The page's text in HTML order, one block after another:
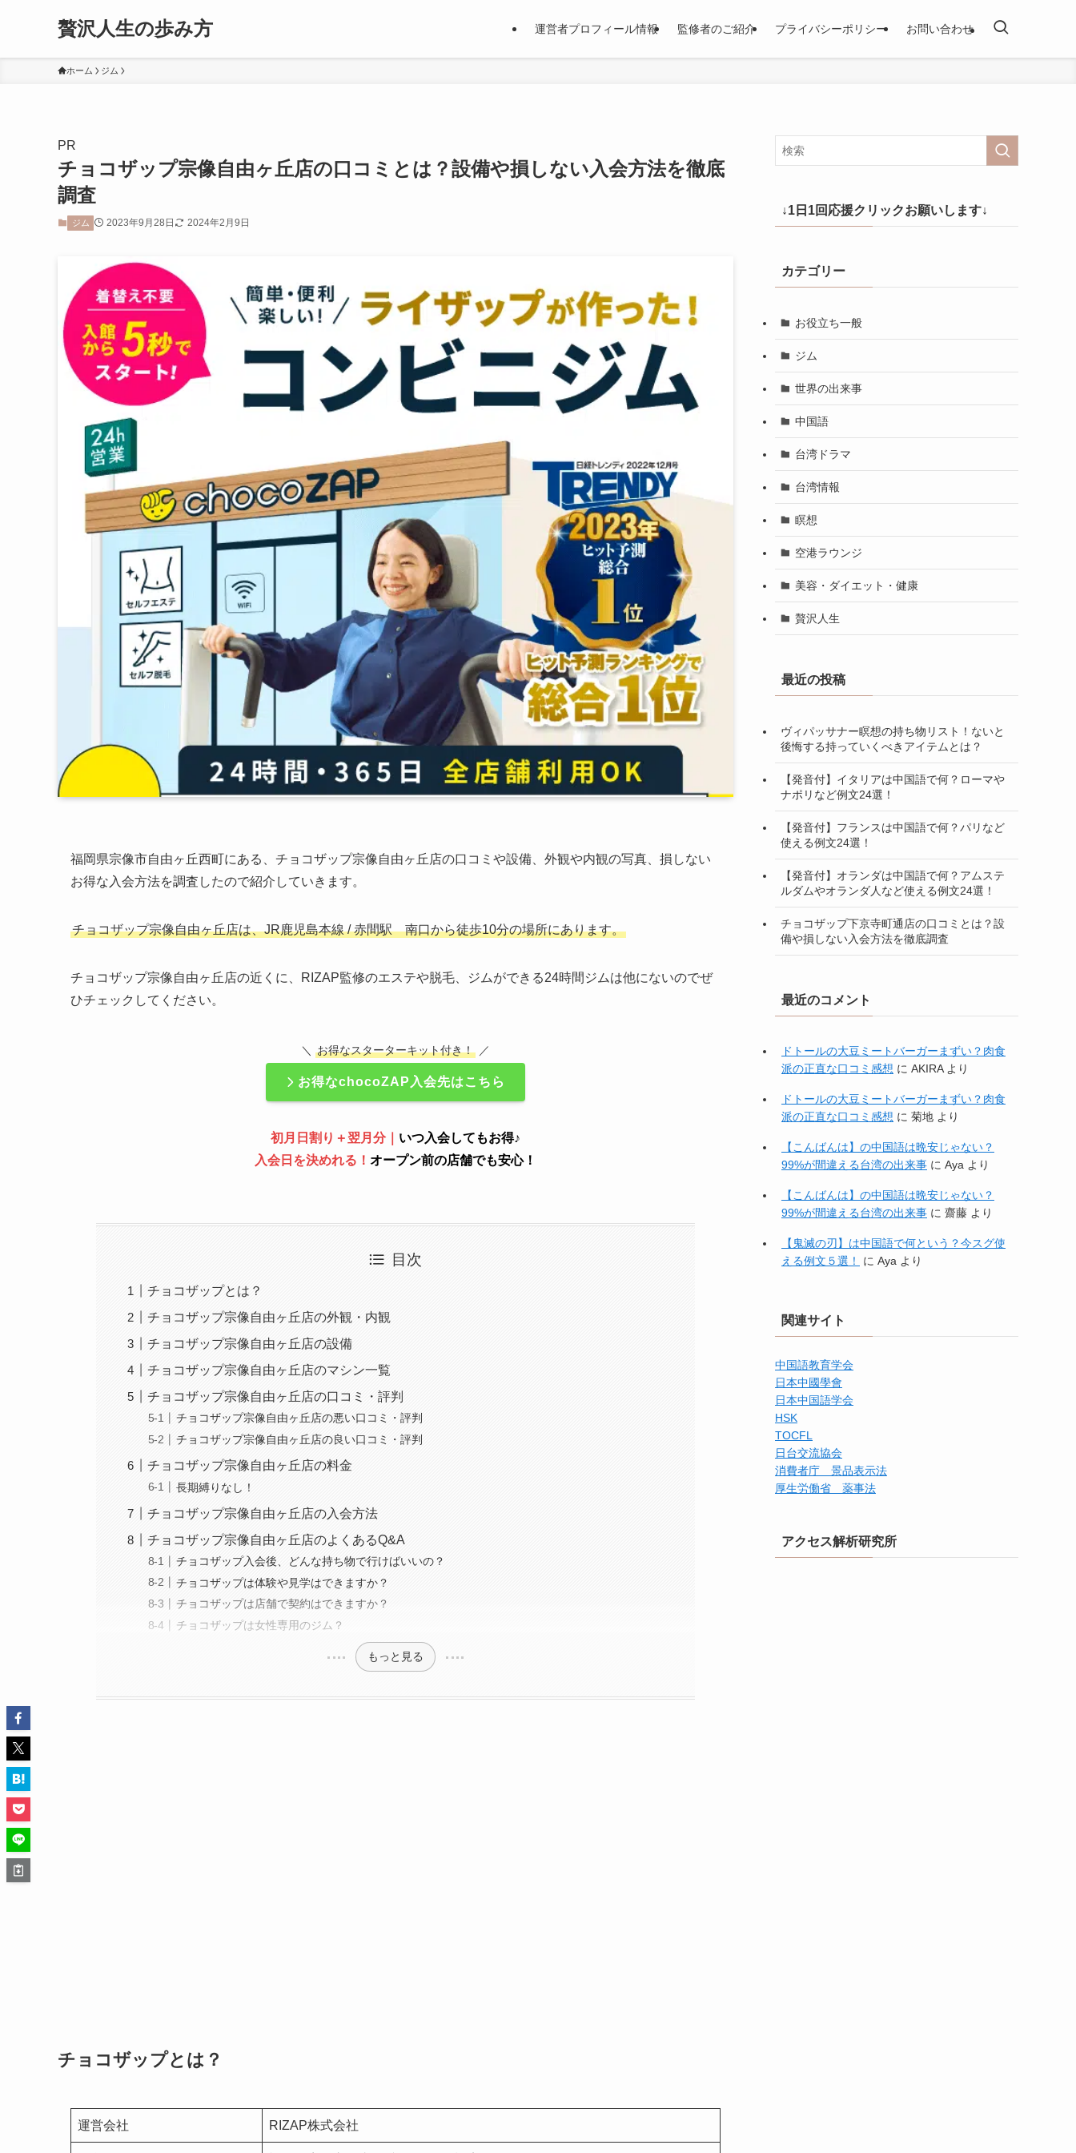
贅沢人生の歩み方 運営者プロフィール情報 監修者のご紹介 プライバシーポリシー お問い合わせ
ホーム ジム
PR
チョコザップ宗像自由ヶ丘店の口コミとは？設備や損しない入会方法を徹底
調査
ジム 2023年9月28日 2024年2月9日
福岡県宗像市自由ヶ丘西町にある、チョコザップ宗像自由ヶ丘店の口コミや設備、外観や内観の写真、損しない
お得な入会方法を調査したので紹介していきます。
チョコザップ宗像自由ヶ丘店は、JR鹿児島本線 / 赤間駅 南口から徒歩10分の場所にあります。
チョコザップ宗像自由ヶ丘店の近くに、RIZAP監修のエステや脱毛、ジムができる24時間ジムは他にないのでぜ
ひチェックしてください。
＼ お得なスターターキット付き！ ／
お得なchocoZAP入会先はこちら
初月日割り＋翌月分｜ いつ入会してもお得♪
入会日を決めれる！ オープン前の店舗でも安心！
目次
チョコザップとは？
チョコザップ宗像自由ヶ丘店の外観・内観
チョコザップ宗像自由ヶ丘店の設備
チョコザップ宗像自由ヶ丘店のマシン一覧
チョコザップ宗像自由ヶ丘店の口コミ・評判
チョコザップ宗像自由ヶ丘店の悪い口コミ・評判
チョコザップ宗像自由ヶ丘店の良い口コミ・評判
チョコザップ宗像自由ヶ丘店の料金
長期縛りなし！
チョコザップ宗像自由ヶ丘店の入会方法
チョコザップ宗像自由ヶ丘店のよくあるQ&A
チョコザップ入会後、どんな持ち物で行けばいいの？
チョコザップは体験や見学はできますか？
チョコザップは店舗で契約はできますか？
チョコザップは女性専用のジム？
もっと見る
チョコザップとは？
運営会社 RIZAP株式会社
↓1日1回応援クリックお願いします↓
カテゴリー
お役立ち一般
ジム
世界の出来事
中国語
台湾ドラマ
台湾情報
瞑想
空港ラウンジ
美容・ダイエット・健康
贅沢人生
最近の投稿
ヴィパッサナー瞑想の持ち物リスト！ないと
後悔する持っていくべきアイテムとは？
【発音付】イタリアは中国語で何？ローマや
ナポリなど例文24選！
【発音付】フランスは中国語で何？パリなど
使える例文24選！
【発音付】オランダは中国語で何？アムステ
ルダムやオランダ人など使える例文24選！
チョコザップ下京寺町通店の口コミとは？設
備や損しない入会方法を徹底調査
最近のコメント
ドトールの大豆ミートバーガーまずい？肉食
派の正直な口コミ感想 に AKIRAより
ドトールの大豆ミートバーガーまずい？肉食
派の正直な口コミ感想 に 菊地 より
【こんばんは】の中国語は晩安じゃない？
99%が間違える台湾の出来事 に Aya より
【こんばんは】の中国語は晩安じゃない？
99%が間違える台湾の出来事 に 齋藤 より
【鬼滅の刃】は中国語で何という？今スグ使
える例文５選！
に Aya より
関連サイト
中国語教育学会
日本中國學會
日本中国語学会
HSK
TOCFL
日台交流協会
消費者庁 景品表示法
厚生労働省 薬事法
アクセス解析研究所